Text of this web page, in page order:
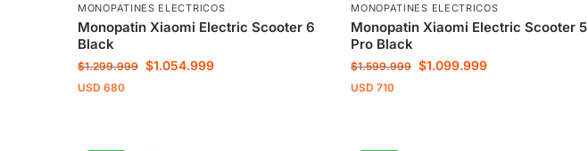
MONOPATINES ELECTRICOS
Monopatin Xiaomi Electric Scooter 6
Black
$1.299.999 $1.054.999
USD 680
MONOPATINES ELECTRICOS
Monopatin Xiaomi Electric Scooter 5
Pro Black
$1.599.999 $1.099.999
USD 710